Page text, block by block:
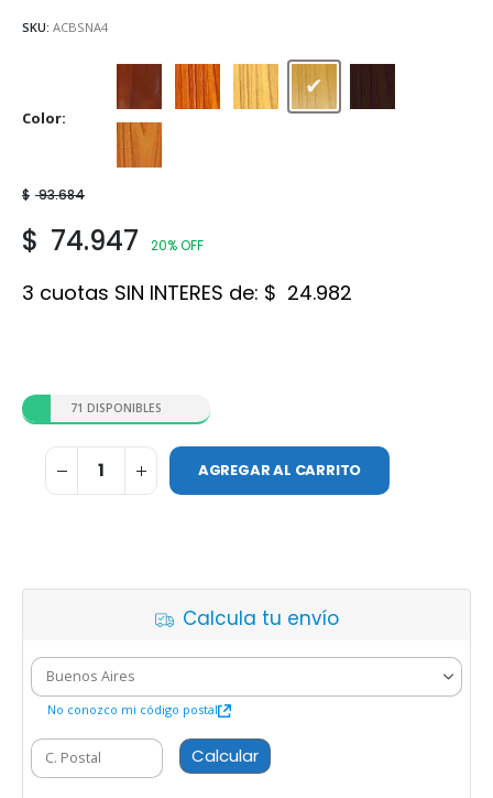
SKU: ACBSNA4
Color
Caoba Cedro Cristal Natural
Roble
$ 93.684
$ 74.947 20% OFF
3 cuotas SIN INTERES de: $ 24.982
71 DISPONIBLES
AGREGAR AL CARRITO
Calcula tu envío
No conozco mi código postal
Calcular